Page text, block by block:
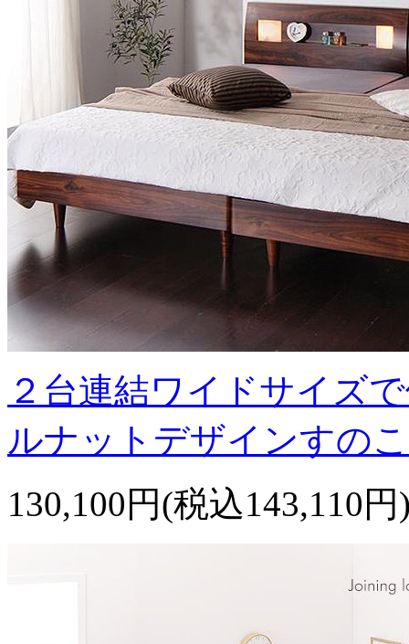
２台連結ワイドサイズ
ルナットデザインすの
130,100円(税込143,110円